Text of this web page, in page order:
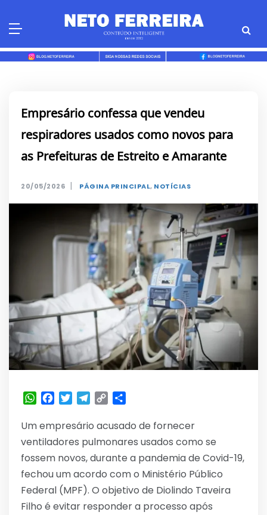
Empresário confessa que vendeu
respiradores usados como novos para
as Prefeituras de Estreito e Amarante
20/05/2026 | PÁGINA PRINCIPAL, NOTÍCIAS
WhatsApp
Facebook
TwitterTelegram
Copy
Um empresário acusado de fornecer
ventiladores pulmonares usados como se
fossem novos, durante a pandemia de Covid-19,
fechou um acordo com o Ministério Público
Federal (MPF). O objetivo de Diolindo Taveira
Filho é evitar responder a processo após